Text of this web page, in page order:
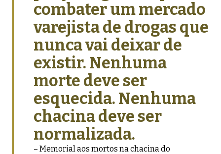
combater um mercado
varejista de drogas que
nunca vai deixar de
existir. Nenhuma
morte deve ser
esquecida. Nenhuma
chacina deve ser
normalizada.
– Memorial aos mortos na chacina do